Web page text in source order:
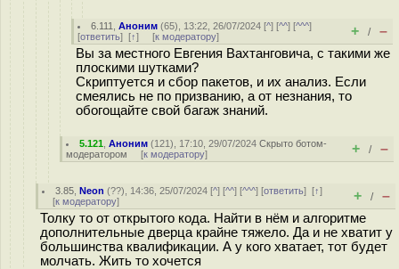
6.111 ,Аноним (65), 13:22, 26/07/2024 [^] [^^] [^^^]
[ответить] [↑] [к модератору] + / –
Вы за местного Евгения Вахтанговича, с такими же
плоскими шутками?
Скриптуется и сбор пакетов, и их анализ. Если
смеялись не по призванию, а от незнания, то
обогощайте свой багаж знаний.
5.121 ,Аноним (121), 17:10, 29/07/2024Скрыто ботом-
модератором [к модератору] + / –
3.85 ,Neon (??), 14:36, 25/07/2024 [^] [^^] [^^^] [ответить][↑]
[к модератору] + / –
Толку то от открытого кода. Найти в нём и алгоритме
дополнительные дверца крайне тяжело. Да и не хватит у
большинства квалификации. А у кого хватает, тот будет
молчать. Жить то хочется